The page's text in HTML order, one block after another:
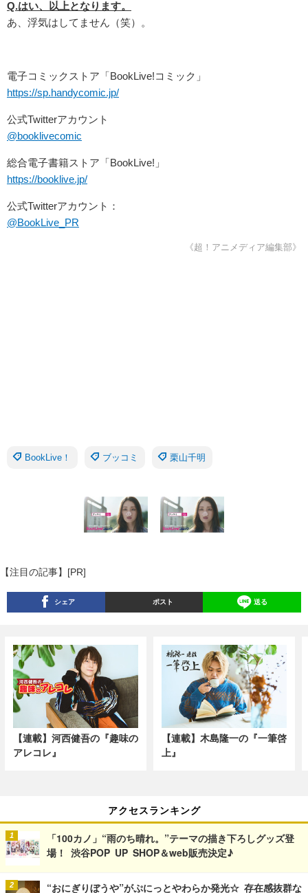
Q.はい、以上となります。
あ、浮気はしてません（笑）。
電子コミックストア「BookLive!コミック」
https://sp.handycomic.jp/
公式Twitterアカウント
@booklivecomic
総合電子書籍ストア「BookLive!」
https://booklive.jp/
公式Twitterアカウント：
@BookLive_PR
《超！アニメディア編集部》
BookLive！ ブッコミ 栗山千明
【注目の記事】[PR]
シェア ポスト 送る
【連載】河西健吾の『趣味の
アレコレ』
【連載】木島隆一の『一筆啓
上』
アクセスランキング
「100カノ」“雨のち晴れ。”テーマの描き下ろしグッズ登
場！ 渋谷POP UP SHOP＆web販売決定♪
“おにぎりぼうや”がぷにっとやわらか発光☆ 存在感抜群な